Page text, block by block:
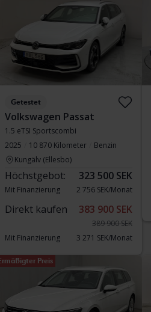
Getestet
Volkswagen Passat
1.5 eTSI Sportscombi
2025
10 870 Kilometer
Benzin
Kungälv (Ellesbo)
Höchstgebot: 323 500 SEK
Mit Finanzierung 2 756 SEK/Monat
Direkt kaufen 383 900 SEK
389 900 SEK
Mit Finanzierung
3 271 SEK/Monat
Ermäßigter Preis